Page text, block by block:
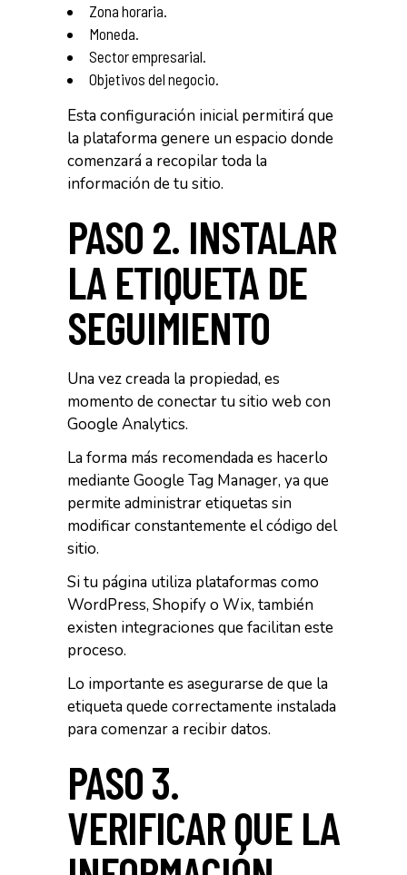
Zona horaria.
Moneda.
Sector empresarial.
Objetivos del negocio.
Esta configuración inicial permitirá que
la plataforma genere un espacio donde
comenzará a recopilar toda la
información de tu sitio.
PASO 2. INSTALAR
LA ETIQUETA DE
SEGUIMIENTO
Una vez creada la propiedad, es
momento de conectar tu sitio web con
Google Analytics.
La forma más recomendada es hacerlo
mediante Google Tag Manager, ya que
permite administrar etiquetas sin
modificar constantemente el código del
sitio.
Si tu página utiliza plataformas como
WordPress, Shopify o Wix, también
existen integraciones que facilitan este
proceso.
Lo importante es asegurarse de que la
etiqueta quede correctamente instalada
para comenzar a recibir datos.
PASO 3.
VERIFICAR QUE LA